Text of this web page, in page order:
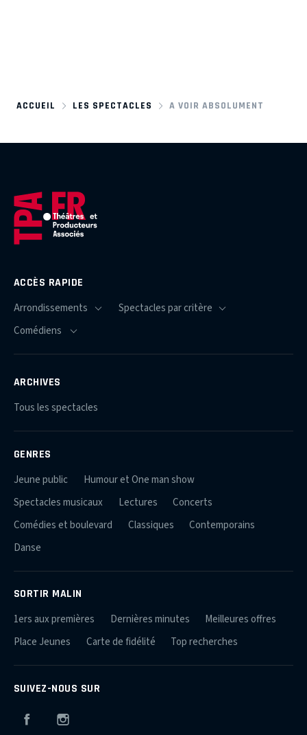
ACCUEIL LES SPECTACLES A VOIR ABSOLUMENT
ACCÈS RAPIDE
ARCHIVES
Tous les spectacles
GENRES
Jeune public
Humour et One man show
Spectacles musicaux
Lectures
Concerts
Comédies et boulevard
Classiques
Contemporains
Danse
SORTIR MALIN
1ers aux premières Dernières minutes
Meilleures offres
Place Jeunes
Carte de fidélité Top recherches
SUIVEZ-NOUS SUR
Facebook